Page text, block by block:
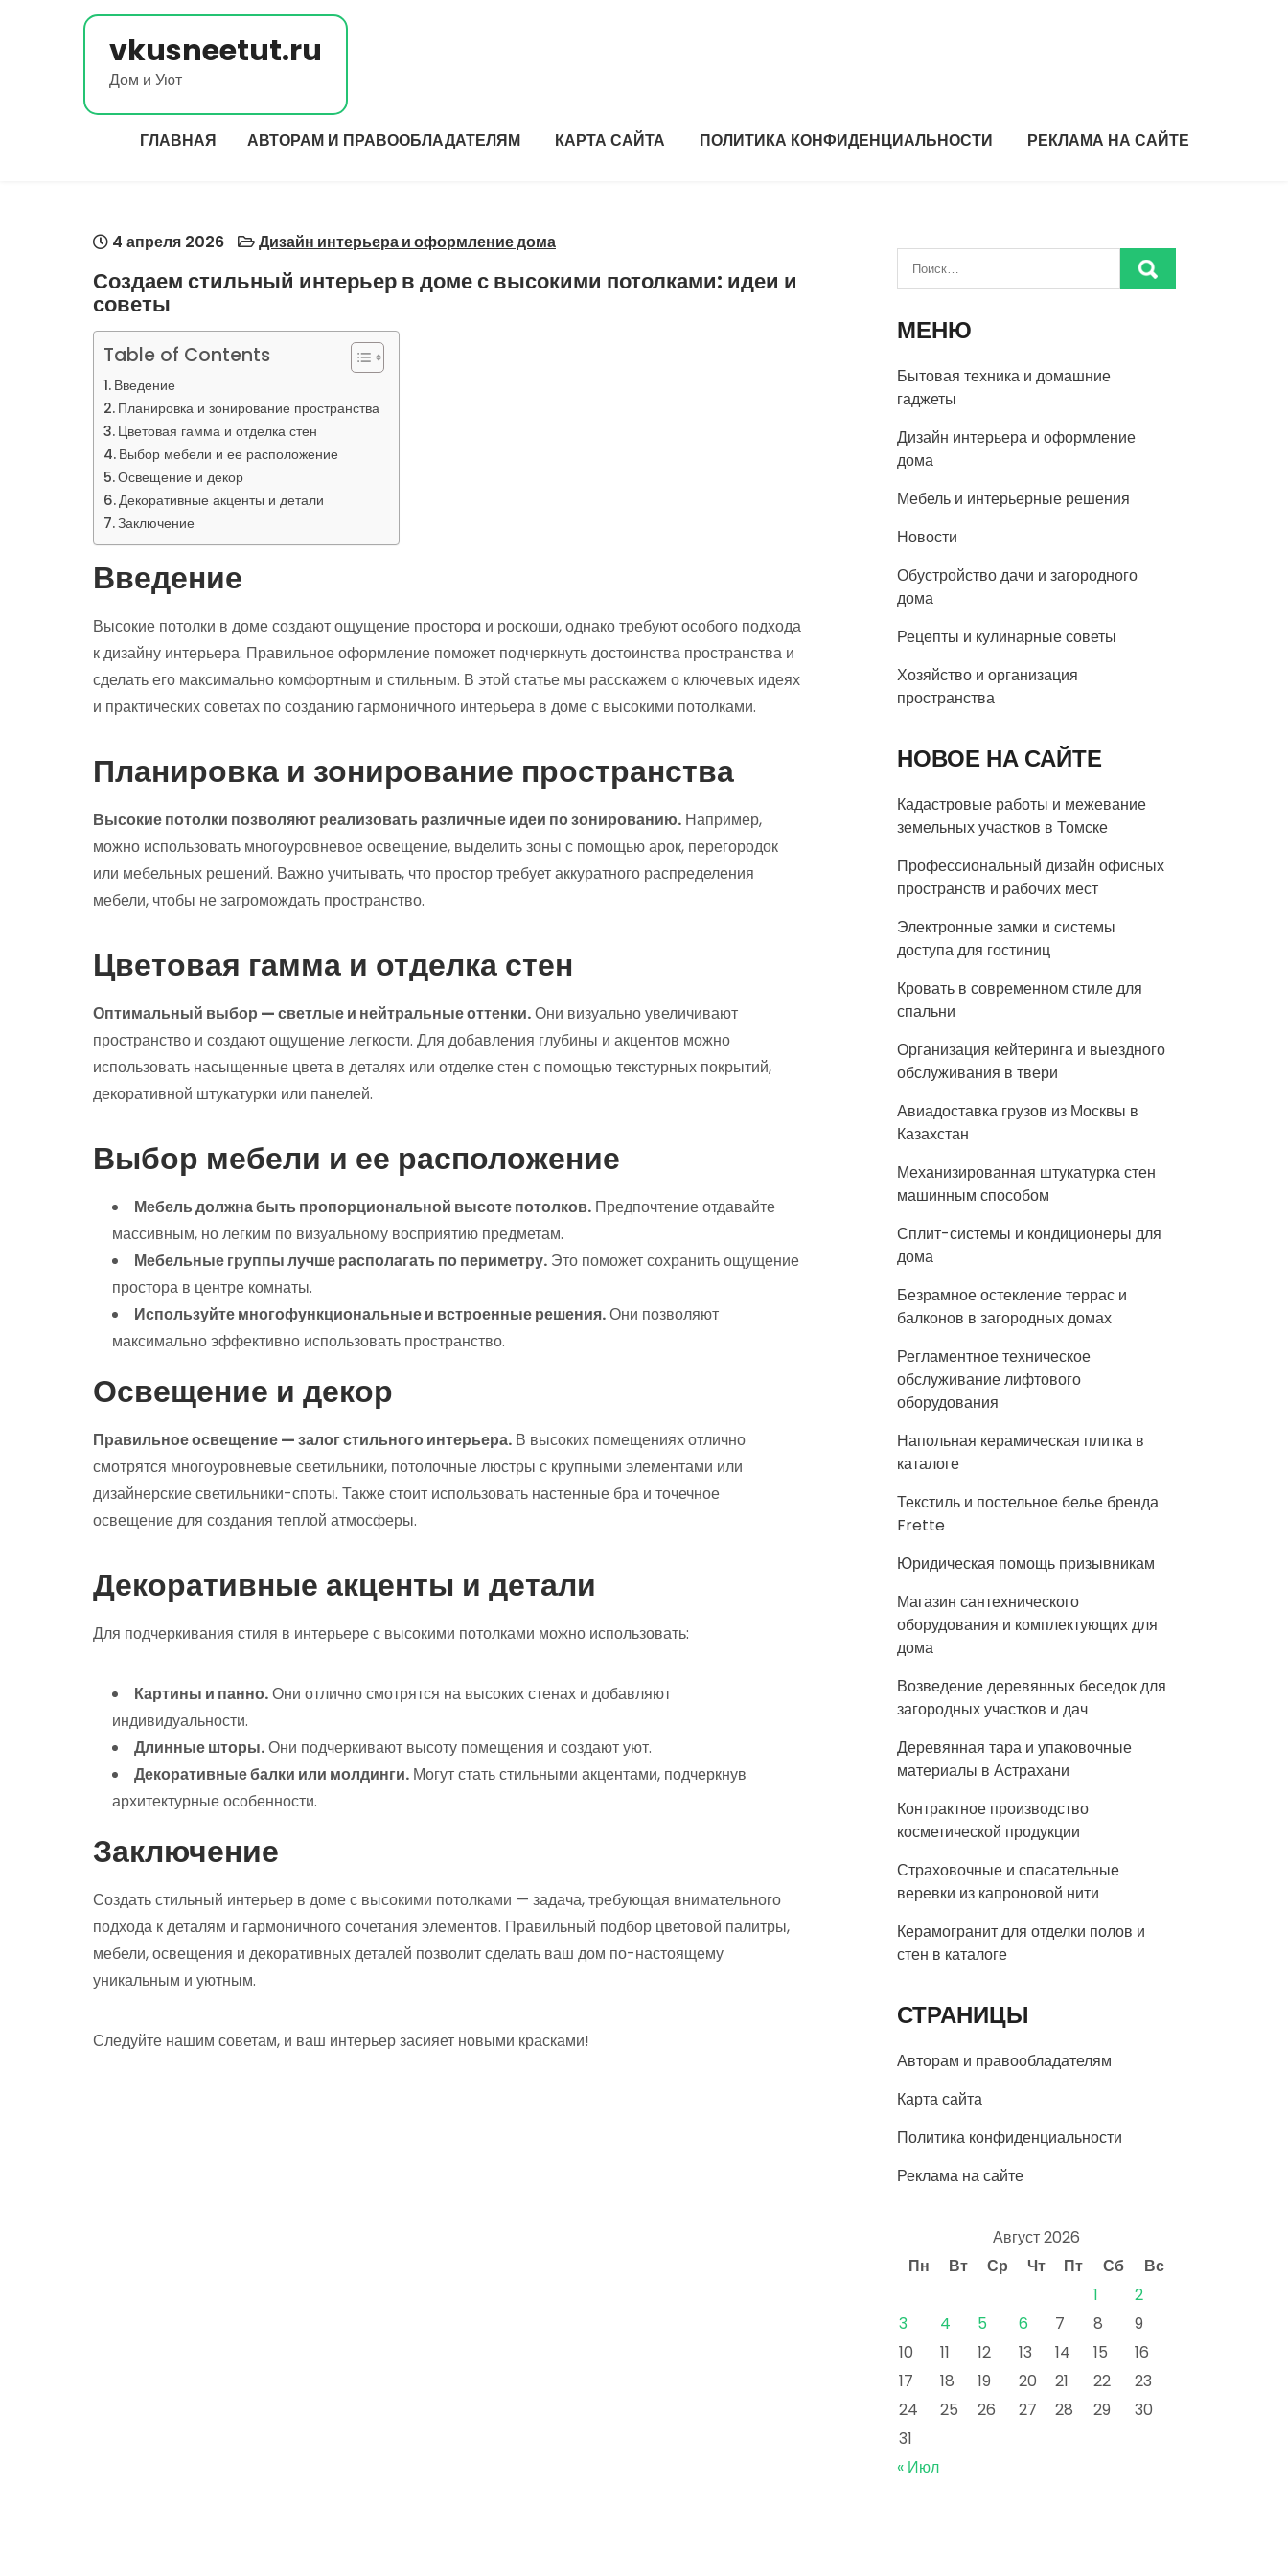
vkusneetut.ru
Дом и Уют
ГЛАВНАЯ АВТОРАМ И ПРАВООБЛАДАТЕЛЯМ КАРТА САЙТА ПОЛИТИКА КОНФИДЕНЦИАЛЬНОСТИ РЕКЛАМА НА САЙТЕ
4 апреля 2026 Дизайн интерьера и оформление дома
Создаем стильный интерьер в доме с высокими потолками: идеи и
советы
Table of Contents
Введение
Планировка и зонирование пространства
Цветовая гамма и отделка стен
Выбор мебели и ее расположение
Освещение и декор
Декоративные акценты и детали
Заключение
Введение
Высокие потолки в доме создают ощущение просторa и роскоши, однако требуют особого подхода
к дизайну интерьера. Правильное оформление поможет подчеркнуть достоинства пространства и
сделать его максимально комфортным и стильным. В этой статье мы расскажем о ключевых идеях
и практических советах по созданию гармоничного интерьера в доме с высокими потолками.
Планировка и зонирование пространства
Высокие потолки позволяют реализовать различные идеи по зонированию. Например,
можно использовать многоуровневое освещение, выделить зоны с помощью арок, перегородок
или мебельных решений. Важно учитывать, что простор требует аккуратного распределения
мебели, чтобы не загромождать пространство.
Цветовая гамма и отделка стен
Оптимальный выбор — светлые и нейтральные оттенки.Они визуально увеличивают
пространство и создают ощущение легкости. Для добавления глубины и акцентов можно
использовать насыщенные цвета в деталях или отделке стен с помощью текстурных покрытий,
декоративной штукатурки или панелей.
Выбор мебели и ее расположение
Мебель должна быть пропорциональной высоте потолков. Предпочтение отдавайте
массивным, но легким по визуальному восприятию предметам.
Мебельные группы лучше располагать по периметру. Это поможет сохранить ощущение
простора в центре комнаты.
Используйте многофункциональные и встроенные решения.Они позволяют
максимально эффективно использовать пространство.
Освещение и декор
Правильное освещение — залог стильного интерьера. В высоких помещениях отлично
смотрятся многоуровневые светильники, потолочные люстры с крупными элементами или
дизайнерские светильники-споты. Также стоит использовать настенные бра и точечное
освещение для создания теплой атмосферы.
Декоративные акценты и детали
Для подчеркивания стиля в интерьере с высокими потолками можно использовать:
Картины и панно.Они отлично смотрятся на высоких стенах и добавляют
индивидуальности.
Длинные шторы.Они подчеркивают высоту помещения и создают уют.
Декоративные балки или молдинги. Могут стать стильными акцентами, подчеркнув
архитектурные особенности.
Заключение
Создать стильный интерьер в доме с высокими потолками — задача, требующая внимательного
подхода к деталям и гармоничного сочетания элементов. Правильный подбор цветовой палитры,
мебели, освещения и декоративных деталей позволит сделать ваш дом по-настоящему
уникальным и уютным.
Следуйте нашим советам, и ваш интерьер засияет новыми красками!
МЕНЮ
Бытовая техника и домашние
гаджеты
Дизайн интерьера и оформление
дома
Мебель и интерьерные решения
Новости
Обустройство дачи и загородного
дома
Рецепты и кулинарные советы
Хозяйство и организация
пространства
НОВОЕ НА САЙТЕ
Кадастровые работы и межевание
земельных участков в Томске
Профессиональный дизайн офисных
пространств и рабочих мест
Электронные замки и системы
доступа для гостиниц
Кровать в современном стиле для
спальни
Организация кейтеринга и выездного
обслуживания в твери
Авиадоставка грузов из Москвы в
Казахстан
Механизированная штукатурка стен
машинным способом
Сплит-системы и кондиционеры для
дома
Безрамное остекление террас и
балконов в загородных домах
Регламентное техническое
обслуживание лифтового
оборудования
Напольная керамическая плитка в
каталоге
Текстиль и постельное белье бренда
Frette
Юридическая помощь призывникам
Магазин сантехнического
оборудования и комплектующих для
дома
Возведение деревянных беседок для
загородных участков и дач
Деревянная тара и упаковочные
материалы в Астрахани
Контрактное производство
косметической продукции
Страховочные и спасательные
веревки из капроновой нити
Керамогранит для отделки полов и
стен в каталоге
СТРАНИЦЫ
Авторам и правообладателям
Карта сайта
Политика конфиденциальности
Реклама на сайте
Август 2026
Пн
Вт Ср Чт Пт Сб
Вс
1
2
3
4 5 6 7 8
9
10
11 12 13 14 15
16
17
18 19 20 21 22
23
24
25 26 27 28 29
30
31
« Июл